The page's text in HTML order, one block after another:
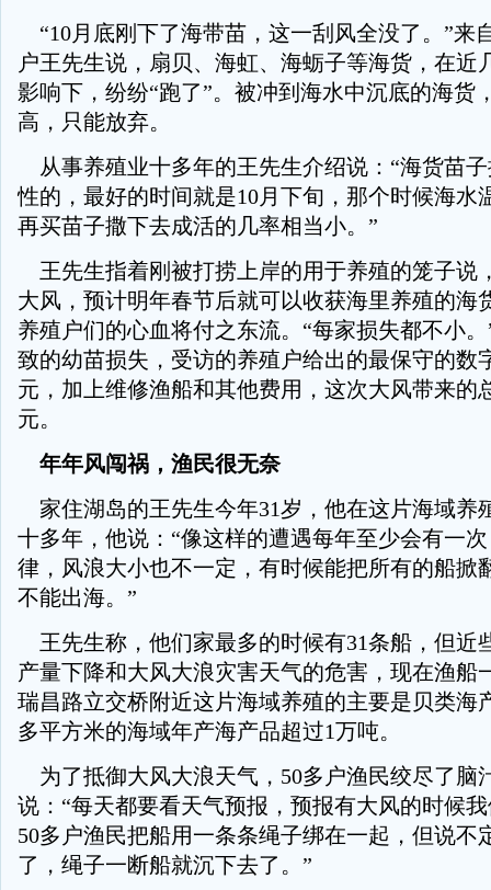
“10月底刚下了海带苗，这一刮风全没了。”来
户王先生说，扇贝、海虹、海蛎子等海货，在近
影响下，纷纷“跑了”。被冲到海水中沉底的海货
高，只能放弃。
从事养殖业十多年的王先生介绍说：“海货苗
性的，最好的时间就是10月下旬，那个时候海水
再买苗子撒下去成活的几率相当小。”
王先生指着刚被打捞上岸的用于养殖的笼子说
大风，预计明年春节后就可以收获海里养殖的海
养殖户们的心血将付之东流。“每家损失都不小
致的幼苗损失，受访的养殖户给出的最保守的数
元，加上维修渔船和其他费用，这次大风带来的
元。
年年风闯祸，渔民很无奈
家住湖岛的王先生今年31岁，他在这片海域养
十多年，他说：“像这样的遭遇每年至少会有一
律，风浪大小也不一定，有时候能把所有的船掀
不能出海。”
王先生称，他们家最多的时候有31条船，但近
产量下降和大风大浪灾害天气的危害，现在渔船
瑞昌路立交桥附近这片海域养殖的主要是贝类海
多平方米的海域年产海产品超过1万吨。
为了抵御大风大浪天气，50多户渔民绞尽了脑
说：“每天都要看天气预报，预报有大风的时候
50多户渔民把船用一条条绳子绑在一起，但说不
了，绳子一断船就沉下去了。”